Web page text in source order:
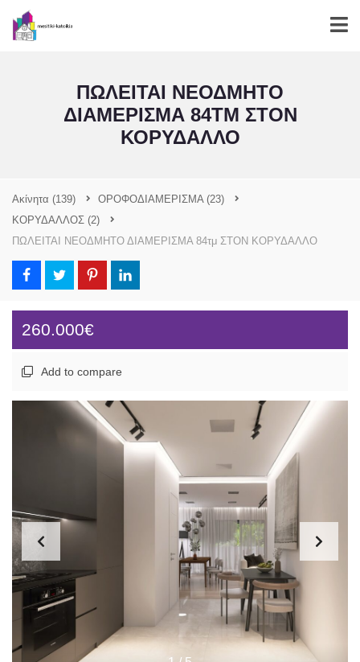
ΠΩΛΕΙΤΑΙ ΝΕΟΔΜΗΤΟ
ΔΙΑΜΕΡΙΣΜΑ 84ΤΜ ΣΤΟΝ
ΚΟΡΥΔΑΛΛΟ
Ακίνητα (139) ΟΡΟΦΟΔΙΑΜΕΡΙΣΜΑ (23)
ΚΟΡΥΔΑΛΛΟΣ (2)
ΠΩΛΕΙΤΑΙ ΝΕΟΔΜΗΤΟ ΔΙΑΜΕΡΙΣΜΑ 84τμ ΣΤΟΝ ΚΟΡΥΔΑΛΛΟ
260.000€
Add to compare